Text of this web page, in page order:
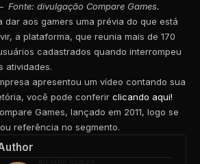
Fonte: divulgação Compare Games.
dar aos gamers uma prévia do que está
a plataforma, que reunia mais de 170
cadastrados quando interrompeu
atividades.
apresentou um vídeo contando sua
você pode conferir clicando aqui!
Games, lançado em 2011, logo se
referência no segmento.